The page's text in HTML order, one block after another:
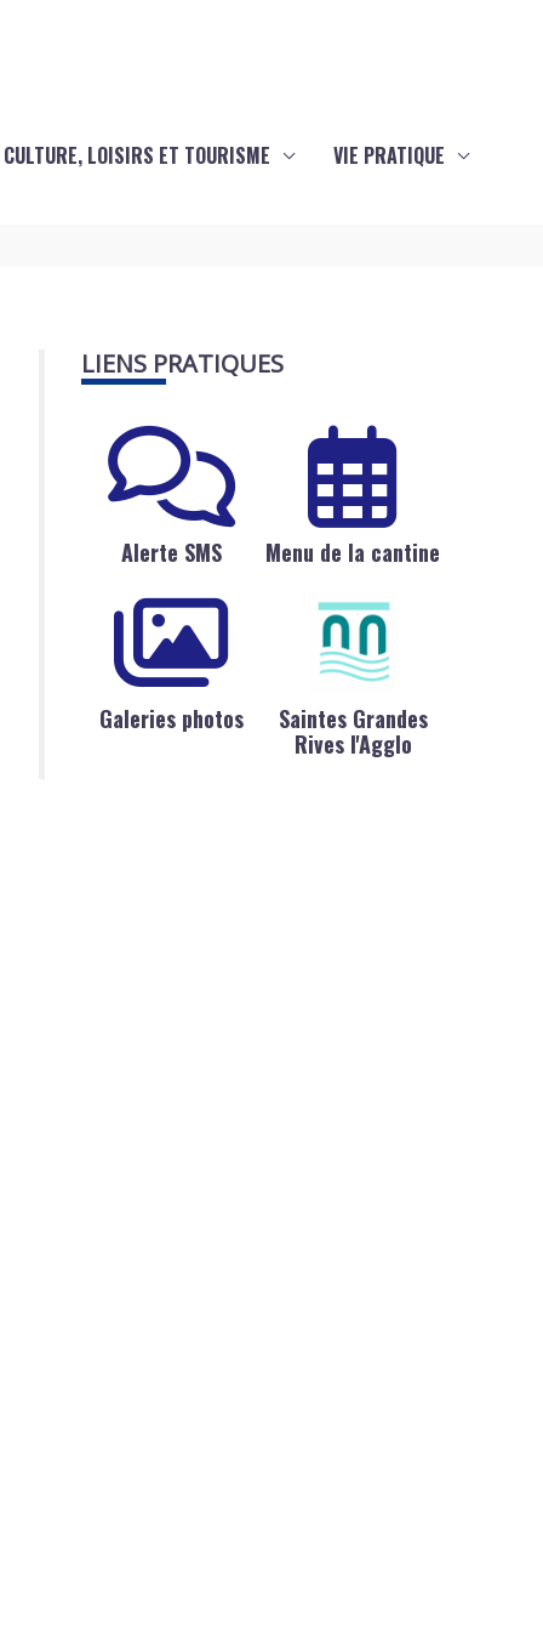
CULTURE, LOISIRS ET TOURISME VIE PRATIQUE
LIENS PRATIQUES
Alerte SMS Menu de la cantine
Galeries photos
Saintes Grandes
Rives l'Agglo